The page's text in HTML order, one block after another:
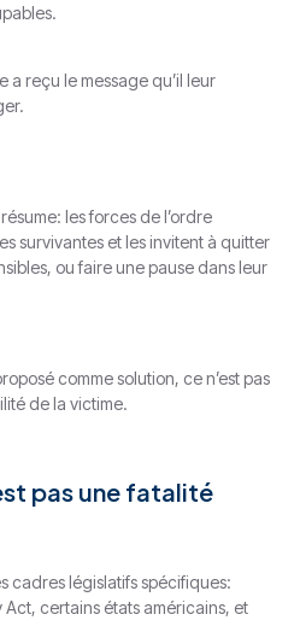
reçu le message qu’il leur
les forces de l’ordre
survivantes et les invitent à quitter
ou faire une pause dans leur
comme solution, ce n’est pas
de la victime.
pas une fatalité
cadres législatifs spécifiques:
Act, certains états américains, et